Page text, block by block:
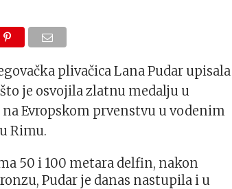
plivačica Lana Pudar upisala
je osvojila zlatnu medalju u
Evropskom prvenstvu u vodenim
Rimu.
50 i 100 metara delfin, nakon
Pudar je danas nastupila i u